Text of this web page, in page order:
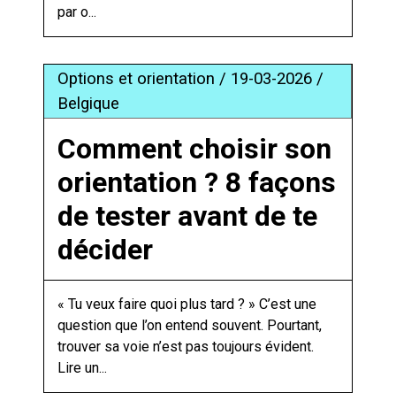
par o...
Options et orientation / 19-03-2026 /
Belgique
Comment choisir son
orientation ? 8 façons
de tester avant de te
décider
« Tu veux faire quoi plus tard ? » C’est une
question que l’on entend souvent. Pourtant,
trouver sa voie n’est pas toujours évident.
Lire un...